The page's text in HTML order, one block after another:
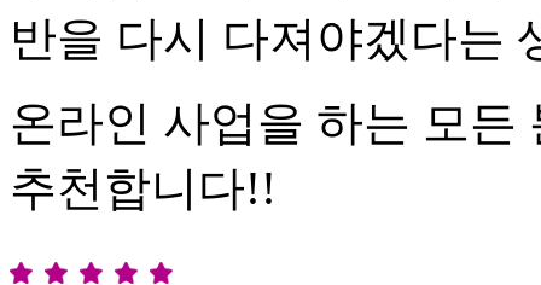
반을 다시 다져야겠다는
온라인 사업을 하는 모든
추천합니다!!